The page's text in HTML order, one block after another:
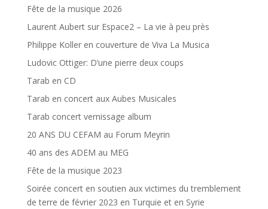
Fête de la musique 2026
Laurent Aubert sur Espace2 – La vie à peu près
Philippe Koller en couverture de Viva La Musica
Ludovic Ottiger: D’une pierre deux coups
Tarab en CD
Tarab en concert aux Aubes Musicales
Tarab concert vernissage album
20 ANS DU CEFAM au Forum Meyrin
40 ans des ADEM au MEG
Fête de la musique 2023
Soirée concert en soutien aux victimes du tremblement
de terre de février 2023 en Turquie et en Syrie